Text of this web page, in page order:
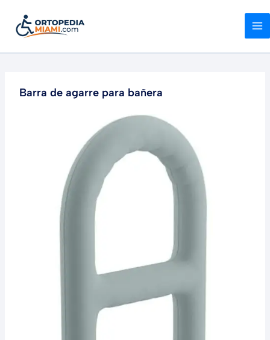
contenido
Barra de agarre para bañera